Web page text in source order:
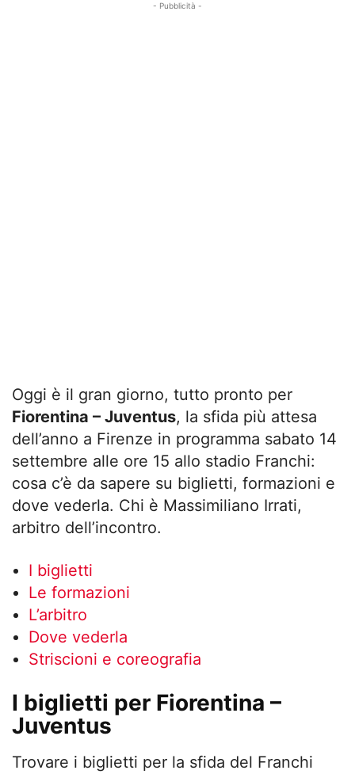
- Pubblicità -
Oggi è il gran giorno, tutto pronto per
Fiorentina – Juventus, la sfida più attesa
dell’anno a Firenze in programma sabato 14
settembre alle ore 15 allo stadio Franchi:
cosa c’è da sapere su biglietti, formazioni e
dove vederla. Chi è Massimiliano Irrati,
arbitro dell’incontro.
I biglietti
Le formazioni
L’arbitro
Dove vederla
Striscioni e coreografia
I biglietti per Fiorentina –
Juventus
Trovare i biglietti per la sfida del Franchi